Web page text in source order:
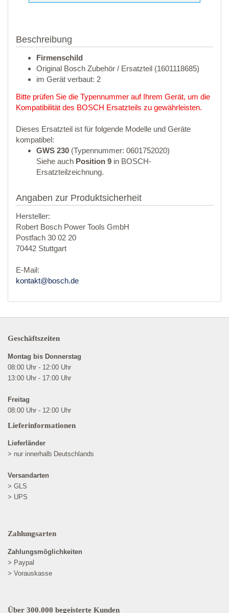
Beschreibung
Firmenschild
Original Bosch Zubehör / Ersatzteil (1601118685)
im Gerät verbaut: 2
Bitte prüfen Sie die Typennummer auf Ihrem Gerät, um die
Kompatibilität des BOSCH Ersatzteils zu gewährleisten.
Dieses Ersatzteil ist für folgende Modelle und Geräte
kompatibel:
GWS 230 (Typennummer: 0601752020)
Siehe auch Position 9 in BOSCH-
Ersatzteilzeichnung.
Angaben zur Produktsicherheit
Hersteller:
Robert Bosch Power Tools GmbH
Postfach 30 02 20
70442 Stuttgart
E-Mail:
kontakt@bosch.de
Geschäftszeiten
Montag bis Donnerstag
08:00 Uhr - 12:00 Uhr
13:00 Uhr - 17:00 Uhr
Freitag
08:00 Uhr - 12:00 Uhr
Lieferinformationen
Lieferländer
> nur innerhalb Deutschlands
Versandarten
> GLS
> UPS
Zahlungsarten
Zahlungsmöglichkeiten
> Paypal
> Vorauskasse
Über 300.000 begeisterte Kunden